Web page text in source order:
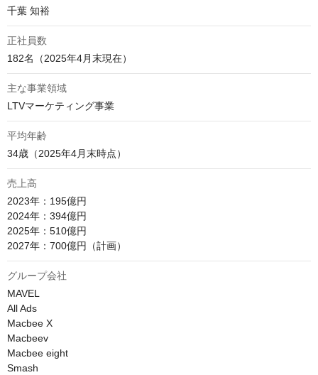
千葉 知裕
正社員数
182名（2025年4月末現在）
主な事業領域
LTVマーケティング事業
平均年齢
34歳（2025年4月末時点）
売上高
2023年：195億円
2024年：394億円
2025年：510億円
2027年：700億円（計画）
グループ会社
MAVEL
All Ads
Macbee X
Macbeev
Macbee eight
Smash